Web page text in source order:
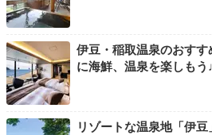
露天風呂や大浴場も入れます。海
地中50mからの源泉がかけ流し
クスして。
kaori6733
伊豆・稲取温泉のおす
に海鮮、温泉を楽しもう
リゾートな温泉地「伊